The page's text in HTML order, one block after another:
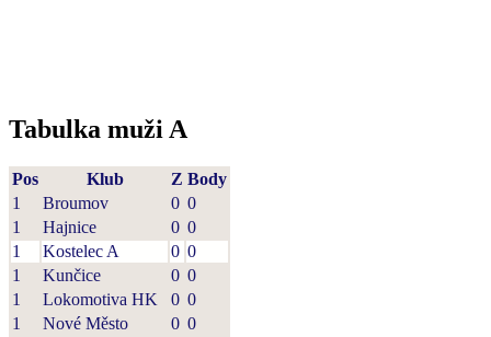
Tabulka muži A
Pos Klub Z Body
1
Broumov 0 0
1
Hajnice 0 0
1
Kostelec A 0 0
1
Kunčice 0 0
1
Lokomotiva HK 0 0
1
Nové Město 0 0